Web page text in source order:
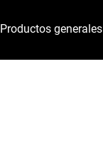
Productos generales